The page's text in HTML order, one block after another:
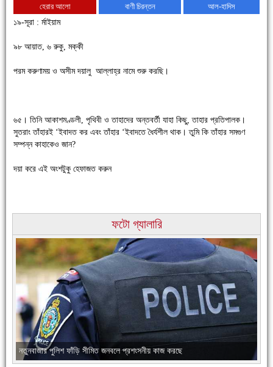
হেরার আলো বাণী চিরন্তন
আল-হাদিস
১৯-সূরা : র্মাইয়াম
৯৮ আয়াত, ৬ রুকু, মক্কী
পরম করুণাময় ও অসীম দয়ালু আল্লাহ্র নামে শুরু করছি।
৬৫। তিনি আকাশমণ্ডলী, পৃথিবী ও তাহাদের অন্তবর্তী যাহা কিছু, তাহার প্রতিপালক।
সুতরাং তাঁহারই ‘ইবাদত কর এবং তাঁহার ‘ইবাদতে ধৈর্যশীল থাক। তুমি কি তাঁহার সমগুণ
সম্পন্ন কাহাকেও জান?
দয়া করে এই অংশটুকু হেফাজত করুন
ফটো গ্যালারি
চাঁদপুরের মানুষ তাদের পুরোটা দিয়ে আমাকে আপন করে নিয়েছে
নতুনবাজার পুলিশ ফাঁড়ি সীমিত জনবলে প্রশংসনীয় কাজ করছে